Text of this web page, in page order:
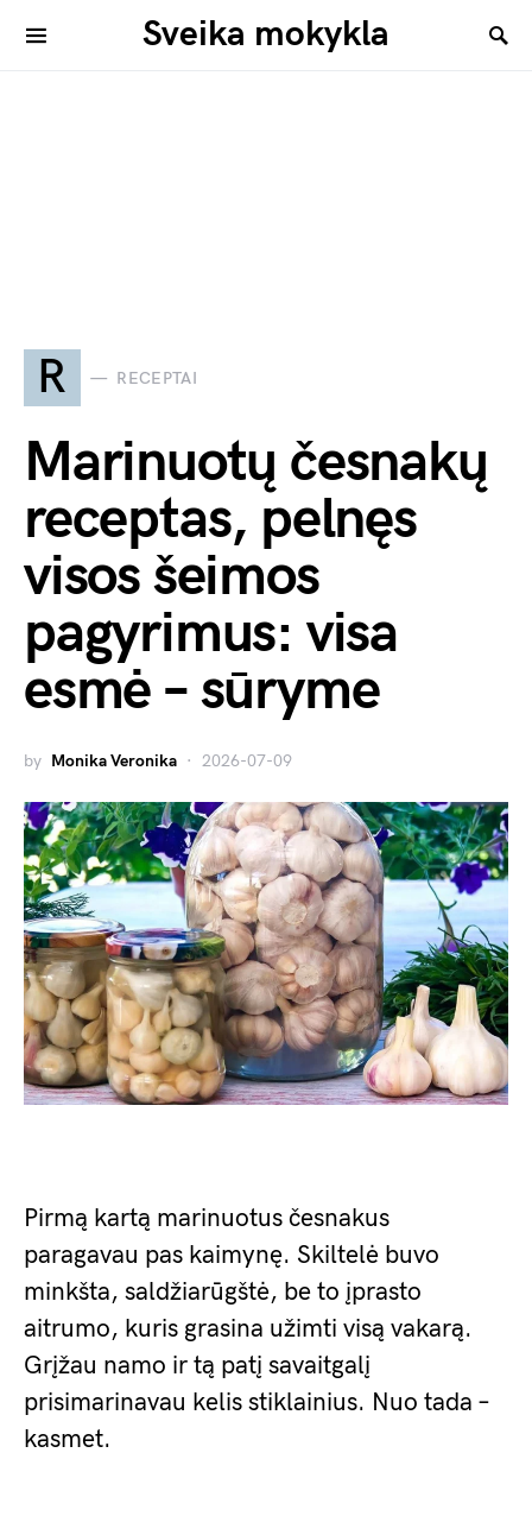
Sveika mokykla
R RECEPTAI
Marinuotų česnakų
receptas, pelnęs
visos šeimos
pagyrimus: visa
esmė – sūryme
by Monika Veronika 2026-07-09
Pirmą kartą marinuotus česnakus
paragavau pas kaimynę. Skiltelė buvo
minkšta, saldžiarūgštė, be to įprasto
aitrumo, kuris grasina užimti visą vakarą.
Grįžau namo ir tą patį savaitgalį
prisimarinavau kelis stiklainius. Nuo tada –
kasmet.